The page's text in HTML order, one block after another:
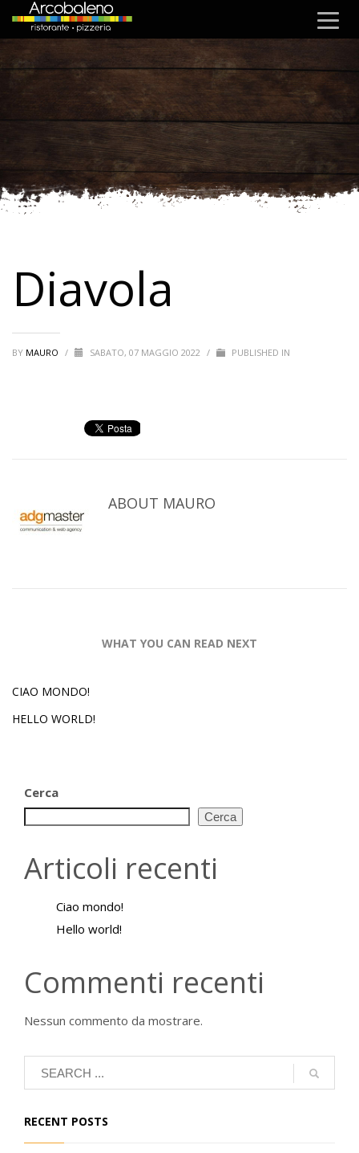
Diavola
BY MAURO / SABATO, 07 MAGGIO 2022 / PUBLISHED IN
ABOUT MAURO
WHAT YOU CAN READ NEXT
CIAO MONDO!
HELLO WORLD!
Cerca
Cerca
Articoli recenti
Ciao mondo!
Hello world!
Commenti recenti
Nessun commento da mostrare.
RECENT POSTS